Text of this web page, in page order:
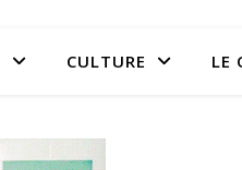
CULTURE LE